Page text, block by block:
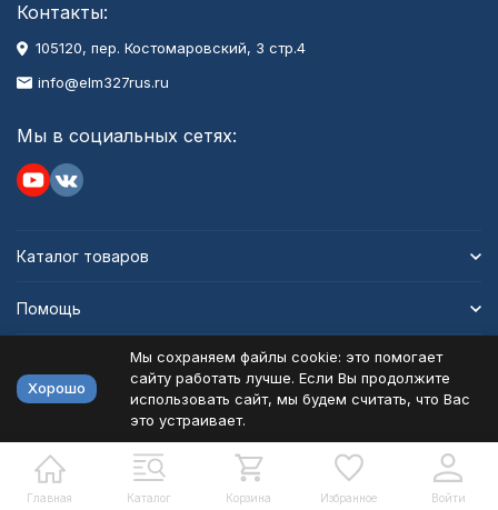
Главная Каталог Корзина Избранное Войти
Контакты:
105120, пер. Костомаровский, 3 стр.4
info@elm327rus.ru
Мы в социальных сетях:
Каталог товаров
Помощь
Политика персональных данных
Разработано в bodysite.ru
Хорошо
Мы сохраняем файлы cookie: это помогает
сайту работать лучше. Если Вы продолжите
использовать сайт, мы будем считать, что Вас
это устраивает.